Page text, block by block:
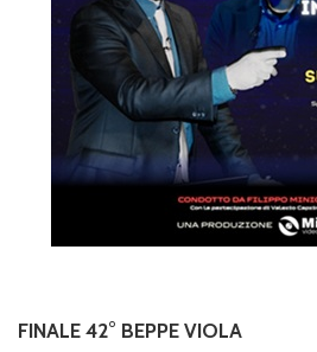
FINALE 42° BEPPE VIOLA